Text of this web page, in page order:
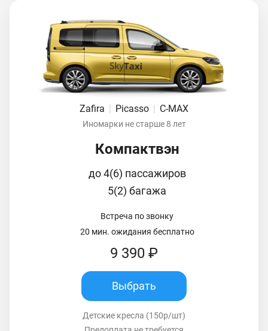
Zafira | Picasso | C-MAX
Иномарки не старше 8 лет
Компактвэн
до 4(6) пассажиров
5(2) багажа
Встреча по звонку
20 мин. ожидания бесплатно
9 390 ₽
Выбрать
Детские кресла (150р/шт)